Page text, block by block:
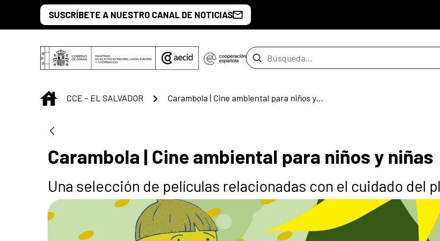
Saltar al contenido principal
SUSCRÍBETE A NUESTRO CANAL DE NOTICIAS
Barra de búsqueda
INICIO
CCE - EL SALVADOR Carambola | Cine ambiental para niños y niñas
Carambola | Cine ambiental para niños y niñas
Una selección de películas relacionadas con el cuidado del